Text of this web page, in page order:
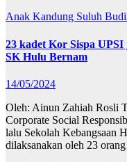
Anak Kandung Suluh
23 kadet Kor Sispa
SK Hulu Bernam
14/05/2024
Oleh: Ainun Zahiah Rosli
Corporate Social
lalu Sekolah Kebangsaan
dilaksanakan oleh 23